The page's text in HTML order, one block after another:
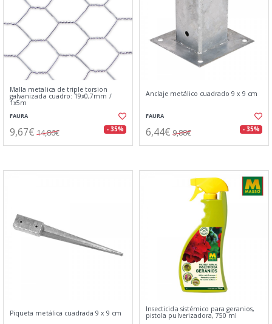
Malla metalica de triple torsion
galvanizada cuadro: 19x0,7mm /
1x5m
FAURA
9,67€ 14,86€ - 35%
Anclaje metálico cuadrado 9 x 9 cm
FAURA
6,44€ 9,88€ - 35%
Piqueta metálica cuadrada 9 x 9 cm Insecticida sistémico para geranios,
pistola pulverizadora, 750 ml